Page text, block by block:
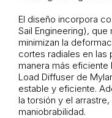
El diseño incorpora
Sail Engineering),
minimizan la
cortes radiales en las
manera más eficiente
Load Diffuser de
estable y eficiente.
la torsión y el
maniobrabilidad.